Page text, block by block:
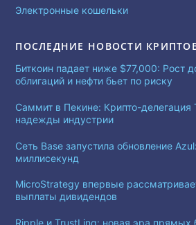
Электронные кошельки
ПОСЛЕДНИЕ НОВОСТИ
Биткоин падает ниже $77,000: Рост
облигаций и нефти бьет по риску
Саммит в Пекине: Крипто-
надежды индустрии
Сеть Base запустила обновление
миллисекунд
MicroStrategy впервые
выплаты дивидендов
Ripple и TrustLinq: новая эра прямых